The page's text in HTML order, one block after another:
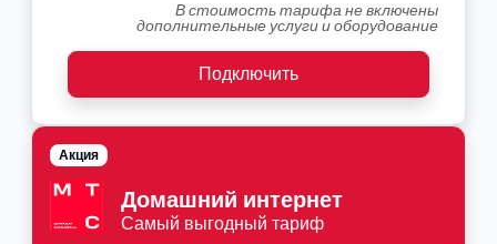
В стоимость тарифа не включены
дополнительные услуги и оборудование
Подключить
Домашний интернет
Самый выгодный тариф
Акция